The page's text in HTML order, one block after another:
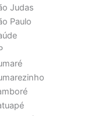
Judas
Paulo